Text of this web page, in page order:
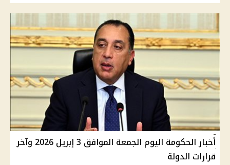
أخبار الحكومة اليوم الجمعة الموافق 3 إبريل 2026 وآخر
قرارات الدولة